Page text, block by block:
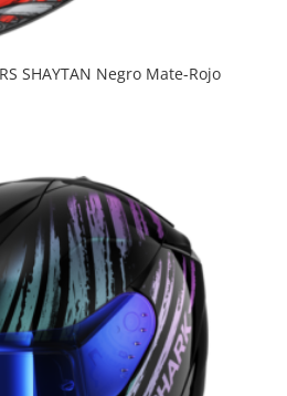
SHAYTAN Negro Mate-Rojo